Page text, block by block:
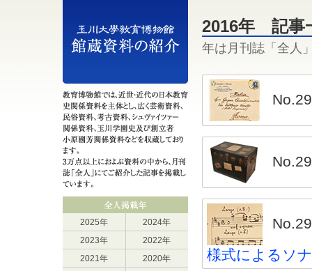
2025年
2024年
2023年
2022年
2021年
2020年
2016年 記事
年は月刊誌「全人
様式によるソ